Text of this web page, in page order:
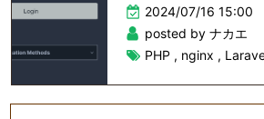
2024/07/16 15:00
posted by ナカエ
PHP , nginx ,